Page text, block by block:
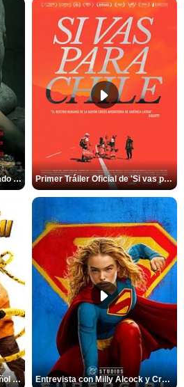
Primer Tráiler Oficial Subtitulado de 'Insaciable' Primer Tráiler Oficial de 'Si vas para Chile'
Primer Tráiler Oficial en Español de 'Marsupilami: Caos a Bordo' Entrevista con Milly Alcock y Craig Gillespie por 'Supergirl'